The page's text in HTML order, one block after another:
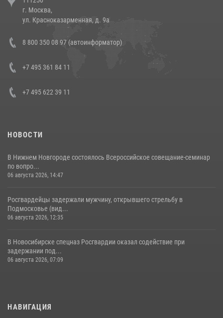
14 июля 2026, 12:20
В Росгвардии прошла военно-научная конференция по обобщению
боевого опыта
г. Москва,
ул. Красноказарменная, д. 9а
8 800 350 08 97 (автоинформатор)
+7 495 361 84 11
+7 495 622 39 11
НОВОСТИ
В Нижнем Новгороде состоялось Всероссийское совещание-семинар
по вопро...
06 августа 2026, 14:47
Росгвардейцы задержали мужчину, открывшего стрельбу в
Подмосковье (вид...
06 августа 2026, 12:35
В Новосибирске спецназ Росгвардии оказал содействие при
задержании под...
06 августа 2026, 07:09
НАВИГАЦИЯ